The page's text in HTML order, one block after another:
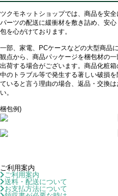
ツクモネットショップでは、商品を安
パーツの配送に緩衝材を敷き詰め、安
包を心がけております。
一部、家電、PCケースなどの大型商品
観点から、商品パッケージを梱包材の
出荷する場合がございます。商品化粧
中のトラブル等で発生する著しい破損
ていると言う理由の場合、返品・交換
い。
梱包例)
ご利用案内
ご利用案内
送料・配送について
お支払方法について